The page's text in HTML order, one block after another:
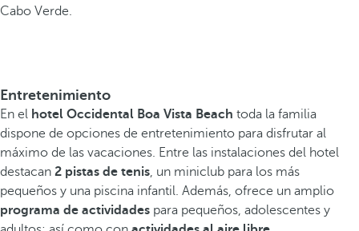
Cabo Verde.
Entretenimiento
En el hotel Occidental Boa Vista Beach toda la familia
dispone de opciones de entretenimiento para disfrutar al
máximo de las vacaciones. Entre las instalaciones del hotel
destacan 2 pistas de tenis, un miniclub para los más
pequeños y una piscina infantil. Además, ofrece un amplio
programa de actividades para pequeños, adolescentes y